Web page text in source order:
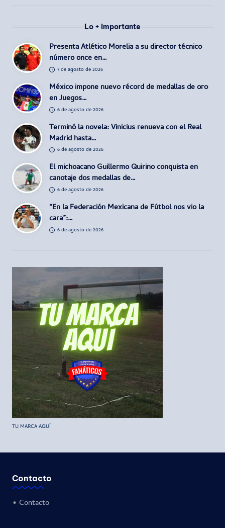
Lo + importante
Presenta Atlético Morelia a su director técnico
número once en…
7 de agosto de 2026
México impone nuevo récord de medallas de oro
en Juegos…
6 de agosto de 2026
Terminó la novela: Vinicius renueva con el Real
Madrid hasta…
6 de agosto de 2026
El michoacano Guillermo Quirino conquista en
canotaje dos medallas de…
6 de agosto de 2026
“En la Federación Mexicana de Fútbol nos vio la
cara”:…
6 de agosto de 2026
TU MARCA AQUÍ
Contacto
• Contacto